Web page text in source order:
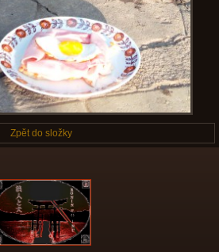
Zpět do složky